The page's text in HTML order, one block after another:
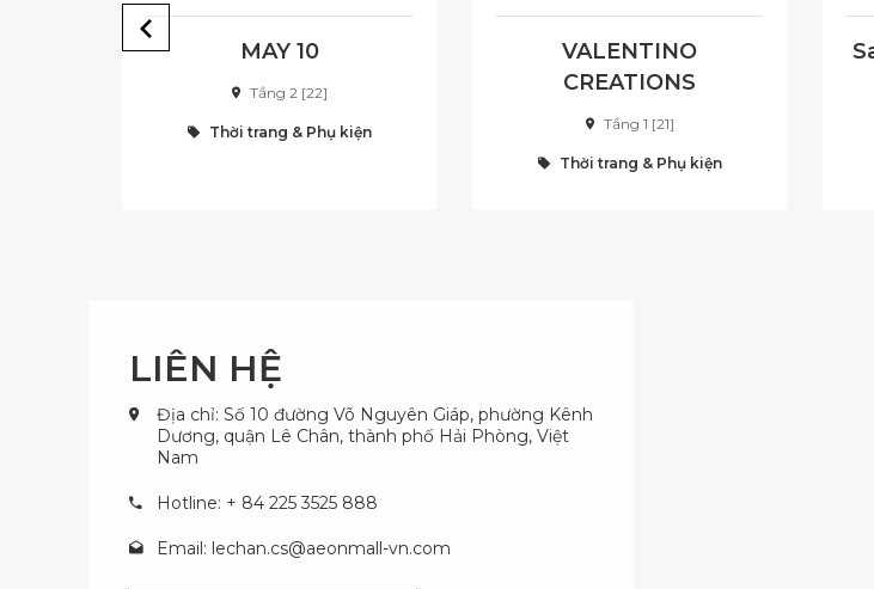
MAY 10
Tầng 2 [22]
Thời trang & Phụ kiện
VALENTINO
CREATIONS
Tầng 1 [21]
Thời trang & Phụ kiện
LIÊN HỆ
Địa chỉ: Số 10 đường Võ Nguyên Giáp, phường Kênh
Dương, quận Lê Chân, thành phố Hải Phòng, Việt
Nam
Hotline: + 84 225 3525 888
Email: lechan.cs@aeonmall-vn.com